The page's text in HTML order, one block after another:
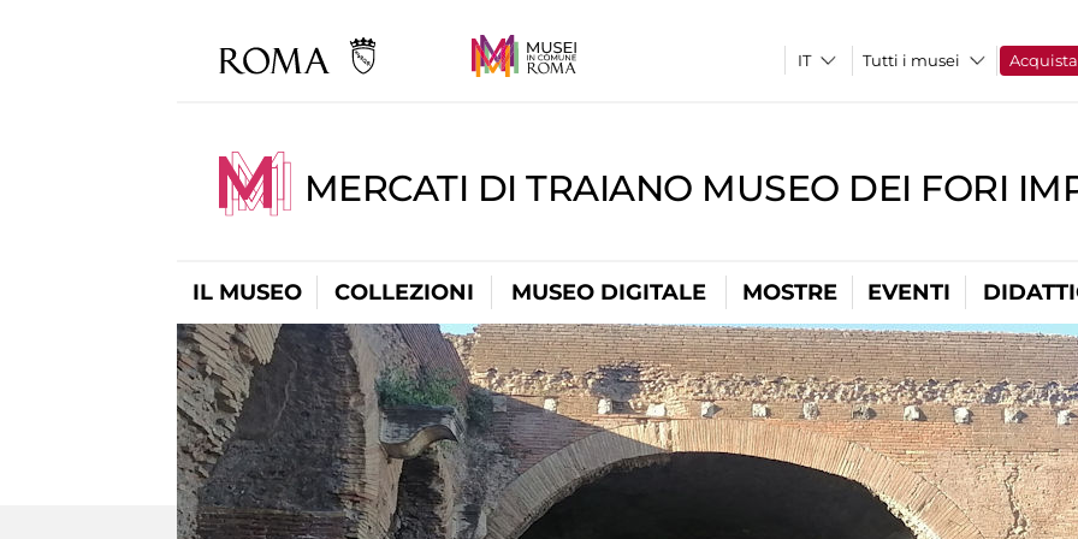
Tutti i musei Acquista
MERCATI DI TRAIANO MUSEO DEI FORI
IL MUSEO COLLEZIONI MUSEO DIGITALE MOSTRE EVENTI